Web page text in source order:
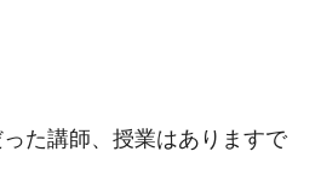
講師、授業はありますで